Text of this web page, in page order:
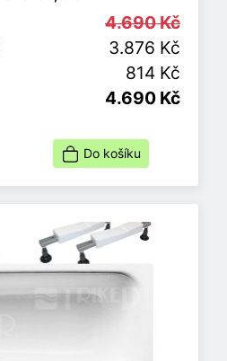
4.690 Kč
3.876 Kč
814 Kč
4.690 Kč
Do košíku